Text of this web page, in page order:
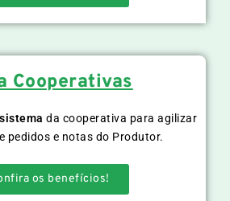
Cooperativas
da cooperativa para agilizar
pedidos e notas do Produtor.
os benefícios!